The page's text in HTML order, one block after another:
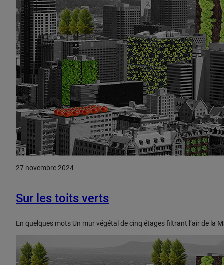
27 novembre 2024
Sur les toits verts
En quelques mots Un mur végétal de cinq étages filtrant l’air de